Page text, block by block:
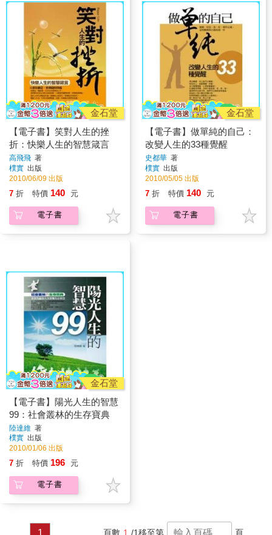
金石堂
【電子書】笑對人生的挫
折：快樂人生的智慧箴言
高飛飛 著
樸實 出版
2010/06/09 出版
7 折 特價 140 元
電子書
金石堂
【電子書】做單純的自己：
改變人生的33種覺醒
史都華 著
樸實 出版
2010/05/05 出版
7 折 特價 140 元
電子書
金石堂
【電子書】陽光人生的智慧
99：社會叢林的生存寶典
陸達維 著
樸實 出版
2010/01/06 出版
7 折 特價 196 元
電子書
1 頁數 1 /1移至第 頁